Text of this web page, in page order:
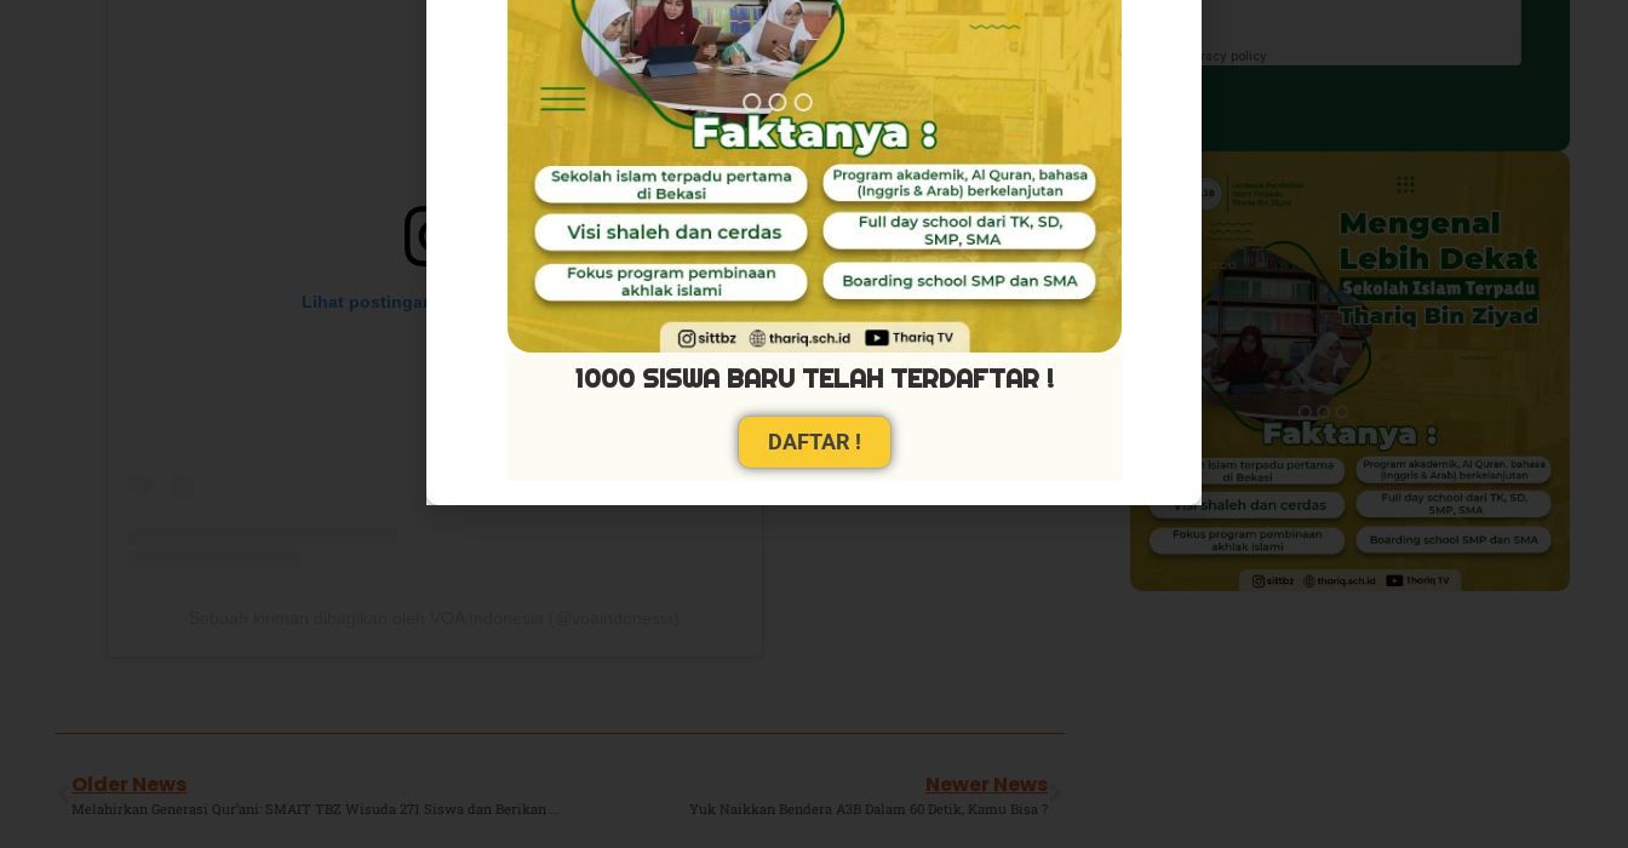
Lihat postingan ini di Instagram
Older News Newer News
Yuk Naikkan Bendera A3B Dalam 60 Detik, Kamu Bisa ?
1000 SISWA BARU TELAH TERDAFTAR !
DAFTAR !